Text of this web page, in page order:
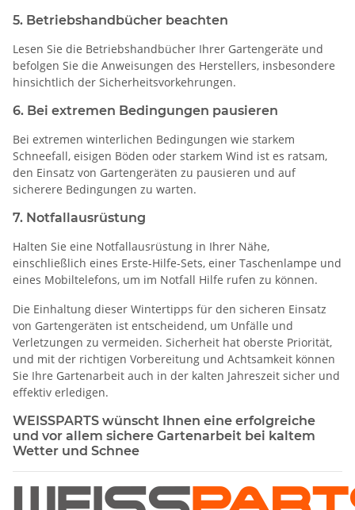
5. Betriebshandbücher beachten
Lesen Sie die Betriebshandbücher Ihrer Gartengeräte und
befolgen Sie die Anweisungen des Herstellers, insbesondere
hinsichtlich der Sicherheitsvorkehrungen.
6. Bei extremen Bedingungen pausieren
Bei extremen winterlichen Bedingungen wie starkem
Schneefall, eisigen Böden oder starkem Wind ist es ratsam,
den Einsatz von Gartengeräten zu pausieren und auf
sicherere Bedingungen zu warten.
7. Notfallausrüstung
Halten Sie eine Notfallausrüstung in Ihrer Nähe,
einschließlich eines Erste-Hilfe-Sets, einer Taschenlampe und
eines Mobiltelefons, um im Notfall Hilfe rufen zu können.
Die Einhaltung dieser Wintertipps für den sicheren Einsatz
von Gartengeräten ist entscheidend, um Unfälle und
Verletzungen zu vermeiden. Sicherheit hat oberste Priorität,
und mit der richtigen Vorbereitung und Achtsamkeit können
Sie Ihre Gartenarbeit auch in der kalten Jahreszeit sicher und
effektiv erledigen.
WEISSPARTS wünscht Ihnen eine erfolgreiche
und vor allem sichere Gartenarbeit bei kaltem
Wetter und Schnee